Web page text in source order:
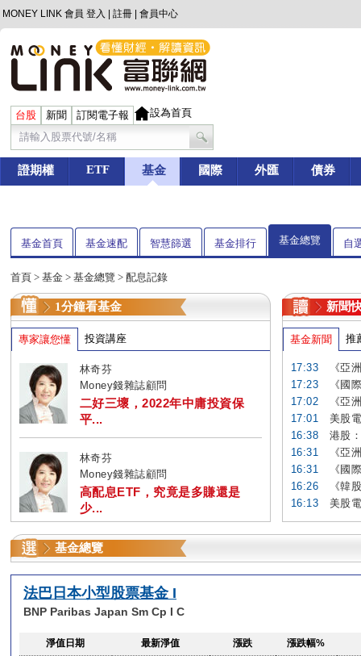
MONEY LINK 會員 登入 註冊 會員中心
台股 新聞 訂閱電子報 設為首頁
證期權 ETF 基金 國際 外匯 債券
基金首頁 基金速配 智慧篩選 基金排行 基金總覽 自
首頁 > 基金 > 基金總覽 > 配息記錄
1分鐘看基金
專家讓您懂 投資講座
林奇芬
Money錢雜誌顧問
二好三壞，2022年中庸投資保
平...
林奇芬
Money錢雜誌顧問
高配息ETF，究竟是多賺還是
少...
新聞
基金新聞 推
17:33
《亞
17:23
《國
17:02
《亞
17:01
美股
16:38
港股
16:31
《亞
16:31
《國
16:26
《韓
16:13
美股
基金總覽
法巴日本小型股票基金 I
BNP Paribas Japan Sm Cp I C
淨值日期 最新淨值 漲跌 漲跌幅%